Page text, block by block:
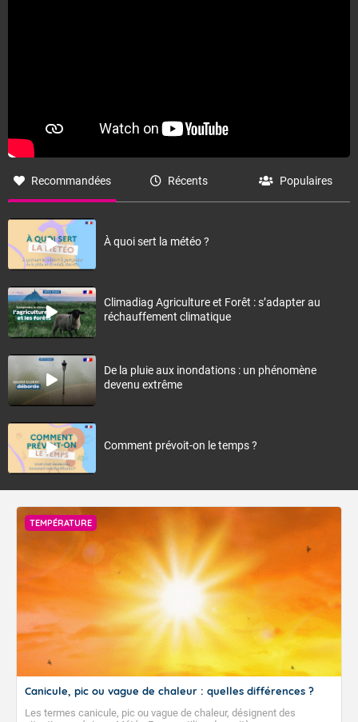
Recommandées Récents Populaires
À quoi sert la météo ?
Climadiag Agriculture et Forêt : s’adapter au
réchauffement climatique
De la pluie aux inondations : un phénomène
devenu extrême
Comment prévoit-on le temps ?
TEMPÉRATURE
Canicule, pic ou vague de chaleur : quelles différences ?
Les termes canicule, pic ou vague de chaleur, désignent des